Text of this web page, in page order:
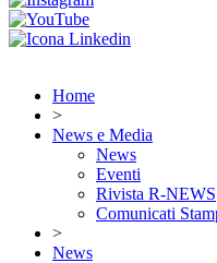
Home
>
News e Media
News
Eventi
Rivista R-NEWS
Comunicati
>
News